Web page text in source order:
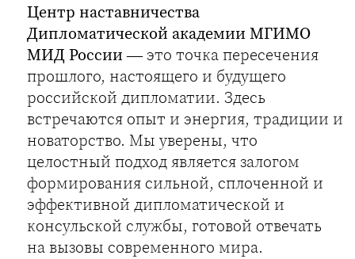
Центр наставничества
Дипломатической академии МГИМО
МИД России— это точка пересечения
прошлого, настоящего и будущего
российской дипломатии. Здесь
встречаются опыт и энергия, традиции и
новаторство. Мы уверены, что
целостный подход является залогом
формирования сильной, сплоченной и
эффективной дипломатической и
консульской службы, готовой отвечать
на вызовы современного мира.